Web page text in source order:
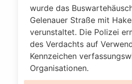
wurde das
Gelenauer Straße mit
verunstaltet. Die Polizei
des Verdachts auf
Kennzeichen
Organisationen.